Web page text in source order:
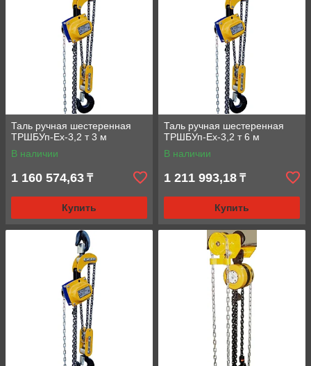
Таль ручная шестеренная
ТРШБУп-Ех-3,2 т 3 м
В наличии
1 160 574,63 ₸
Купить
Таль ручная шестеренная
ТРШБУп-Ех-3,2 т 6 м
В наличии
1 211 993,18 ₸
Купить